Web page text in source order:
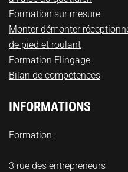
Formation sur mesure
Monter démonter
de pied et roulant
Formation Elingage
Bilan de compétences
INFORMATIONS
Formation :
3 rue des entrepreneurs